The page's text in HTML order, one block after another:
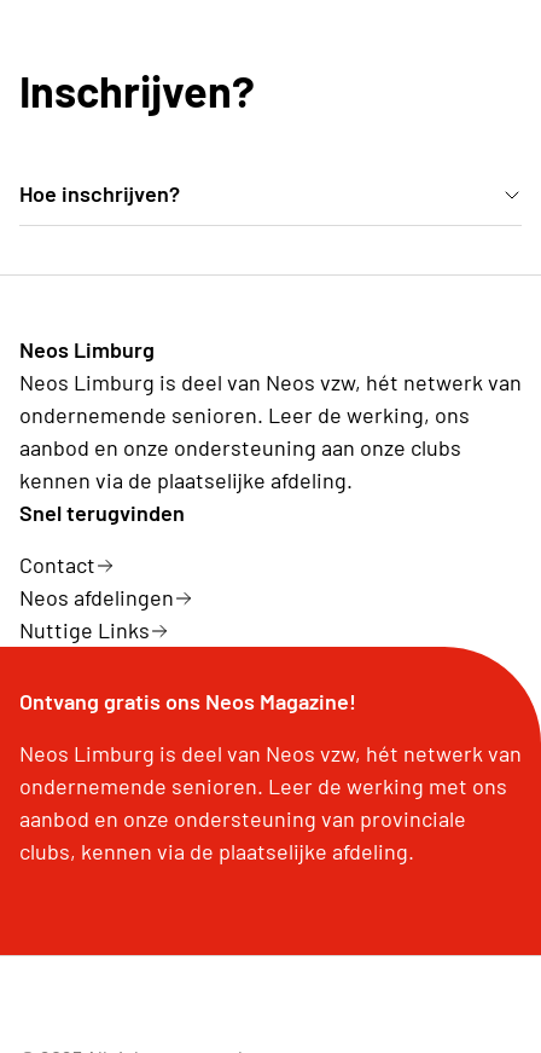
Inschrijven?
Hoe inschrijven?
Neos Limburg
Neos Limburg is deel van Neos vzw, hét netwerk van
ondernemende senioren. Leer de werking, ons
aanbod en onze ondersteuning aan onze clubs
kennen via de plaatselijke afdeling.
Snel terugvinden
Contact
Neos afdelingen
Nuttige Links
Ontvang gratis ons Neos Magazine!
Neos Limburg is deel van Neos vzw, hét netwerk van
ondernemende senioren. Leer de werking met ons
aanbod en onze ondersteuning van provinciale
clubs, kennen via de plaatselijke afdeling.